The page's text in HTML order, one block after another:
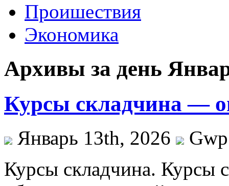
Проишествия
Экономика
Архивы за день
Курсы складчина —
Январь 13th, 2026
Gwp
Курсы склaдчинa. Курсы